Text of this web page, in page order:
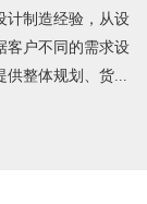
计制造经验，从设
客户不同的需求设
整体规划、货...